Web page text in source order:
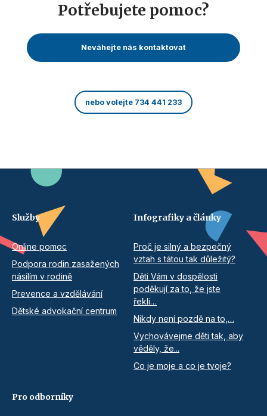
Potřebujete pomoc?
Neváhejte nás kontaktovat
nebo volejte 734 441 233
Služby
Online pomoc
Podpora rodin zasažených
násilím v rodině
Prevence a vzdělávání
Dětské advokační centrum
Infografiky a články
Proč je silný a bezpečný
vztah s tátou tak důležitý?
Děti Vám v dospělosti
poděkují za to, že jste
řekli…
Nikdy není pozdě na to,…
Vychovávejme děti tak, aby
věděly, že...
Co je moje a co je tvoje?
Pro odborníky